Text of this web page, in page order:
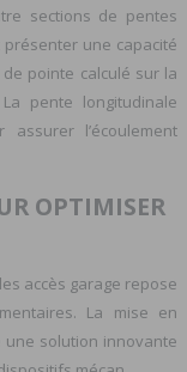
sections de pentes
une capacité
pointe calculé sur la
pente longitudinale
l’écoulement
OPTIMISER
accès garage repose
La mise en
solution innovante